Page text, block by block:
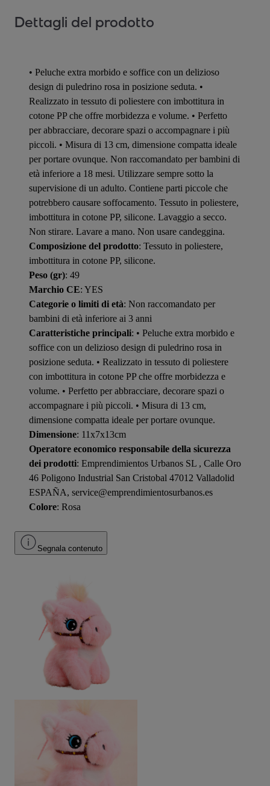
Dettagli del prodotto
• Peluche extra morbido e soffice con un delizioso
design di puledrino rosa in posizione seduta. •
Realizzato in tessuto di poliestere con imbottitura in
cotone PP che offre morbidezza e volume. • Perfetto
per abbracciare, decorare spazi o accompagnare i più
piccoli. • Misura di 13 cm, dimensione compatta ideale
per portare ovunque. Non raccomandato per bambini di
età inferiore a 18 mesi. Utilizzare sempre sotto la
supervisione di un adulto. Contiene parti piccole che
potrebbero causare soffocamento. Tessuto in poliestere,
imbottitura in cotone PP, silicone. Lavaggio a secco.
Non stirare. Lavare a mano. Non usare candeggina.
Composizione del prodotto: Tessuto in poliestere,
imbottitura in cotone PP, silicone.
Peso (gr): 49
Marchio CE: YES
Categorie o limiti di età: Non raccomandato per
bambini di età inferiore ai 3 anni
Caratteristiche principali: • Peluche extra morbido e
soffice con un delizioso design di puledrino rosa in
posizione seduta. • Realizzato in tessuto di poliestere
con imbottitura in cotone PP che offre morbidezza e
volume. • Perfetto per abbracciare, decorare spazi o
accompagnare i più piccoli. • Misura di 13 cm,
dimensione compatta ideale per portare ovunque.
Dimensione: 11x7x13cm
Operatore economico responsabile della sicurezza
dei prodotti: Emprendimientos Urbanos SL , Calle Oro
46 Poligono Industrial San Cristobal 47012 Valladolid
ESPAÑA, service@emprendimientosurbanos.es
Colore: Rosa
Segnala contenuto